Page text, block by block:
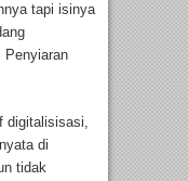
tapi isinya
Penyiaran
digitalisisasi,
di
tidak